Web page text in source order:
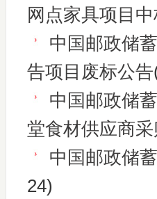
网点家具项目
中国邮政储
告项目废标公告
中国邮政储
堂食材供应商
中国邮政储
24)